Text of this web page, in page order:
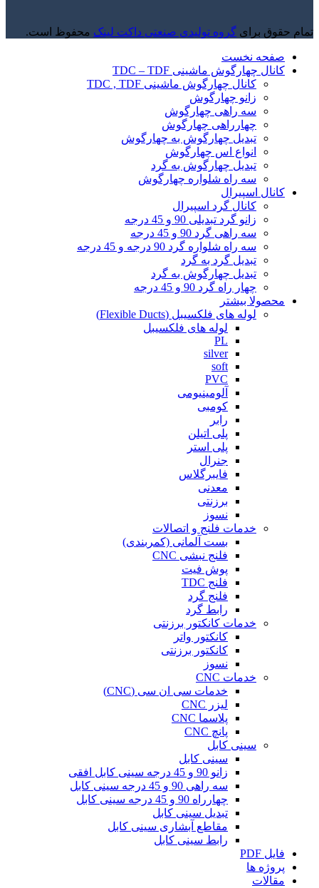
تمام حقوق برای گروه تولیدی صنعتی داکت لینک محفوظ است.
صفحه نخست
کانال چهارگوش ماشینی TDC – TDF
کانال چهارگوش ماشینی TDC , TDF
زانو چهارگوش
سه راهی چهارگوش
چهارراهی چهارگوش
تبدیل چهارگوش به چهارگوش
انواع اس چهارگوش
تبدیل چهارگوش به گرد
سه راه شلواره چهارگوش
کانال اسپیرال
کانال گرد اسپیرال
زانو گرد تبدیلی 90 و 45 درجه
سه راهی گرد 90 و 45 درجه
سه راه شلواره گرد 90 درجه و 45 درجه
تبدیل گرد به گرد
تبدیل چهارگوش به گرد
چهار راه گرد 90 و 45 درجه
محصولا بیشتر
لوله های فلکسیبل (Flexible Ducts)
لوله های فلکسیبل
PL
silver
soft
PVC
آلومینیومی
کومبی
رابر
پلی اتیلن
پلی استر
جنرال
فایبرگلاس
معدنی
برزنتی
نسوز
خدمات فلنج و اتصالات
بست آلمانی (کمربندی)
فلنج نبشی CNC
پوش فیت
فلنج TDC
فلنج گرد
رابط گرد
خدمات کانکتور برزنتی
کانکتور واتر
کانکتور برزنتی
نسوز
خدمات CNC
خدمات سی ان سی (CNC)
لیزر CNC
پلاسما CNC
پانچ CNC
سینی کابل
سینی کابل
زانو 90 و 45 درجه سینی کابل افقی
سه راهی 90 و 45 درجه سینی کابل
چهارراه 90 و 45 درجه سینی کابل
تبدیل سینی کابل
مقاطع آبشاری سینی کابل
رابط سینی کابل
فایل PDF
پروژه ها
مقالات